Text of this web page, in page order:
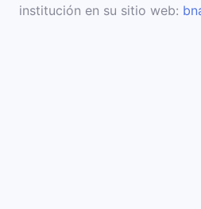
institución en su sitio web: